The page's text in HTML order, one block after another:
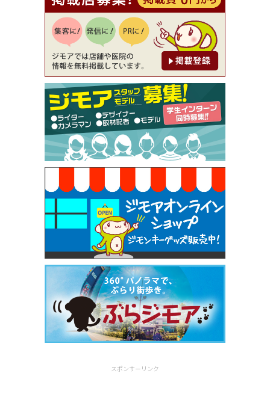
【ジモア読者特典1】料理全品20％OFF ※18時以
降（創作イタリアン Pia Cuore（ピアクオーレ））
[有効期限]2026年9月30日
【ジモア限定②】初回割引 特価 鼻毛脱毛 半額 2,2
00円⇒1,100円（メンズ専門ワックス脱毛サロン Mi
ckle（ミックル））
[有効期限]2026年9月30日
【ジモア限定特典①】まつ毛カール 3,850円→ 2,7
50円（Premiere（プルミエール））
[有効期限]2026年9月30日
焼き餃子 一皿サービス（餃子酒場たっちゃん 西
早稲田店）
[有効期限]2026年9月30日
スポンサーリンク